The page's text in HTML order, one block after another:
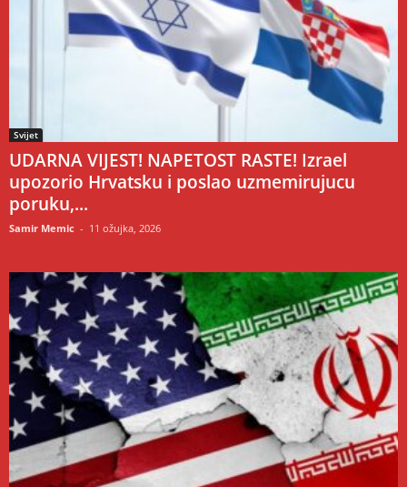
Svijet
UDARNA VIJEST! NAPETOST RASTE! Izrael
upozorio Hrvatsku i poslao uzmemirujucu
poruku,...
Samir Memic - 11 ožujka, 2026